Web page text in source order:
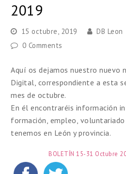
2019
15 octubre, 2019 DB Leon
0 Comments
Aquí os dejamos nuestro nuevo
Digital, correspondiente a esta
mes de octubre.
En él encontraréis información
formación, empleo,
tenemos en León y provincia.
BOLETÍN 15-31 Octubre